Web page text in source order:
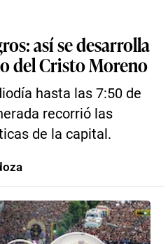
así se desarrolla
del Cristo Moreno
hasta las 7:50 de
recorrió las
de la capital.